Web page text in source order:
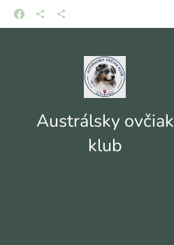
Austrálsky ovčiak
klub